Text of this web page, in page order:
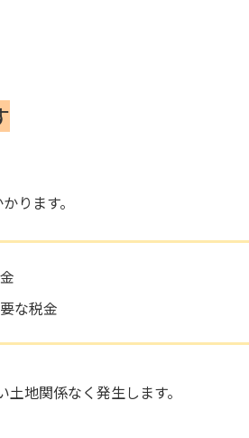
ります。
な税金
地関係なく発生します。